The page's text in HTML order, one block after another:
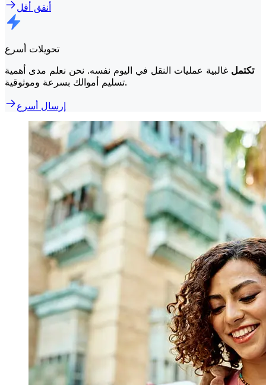
أنفق أقل
تحويلات أسرع
تكتمل غالبية عمليات النقل في اليوم نفسه. نحن نعلم مدى أهمية
تسليم أموالك بسرعة وموثوقية.
إرسال أسرع